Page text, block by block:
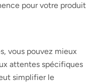
pour votre produit
vous pouvez mieux
attentes spécifiques
simplifier le